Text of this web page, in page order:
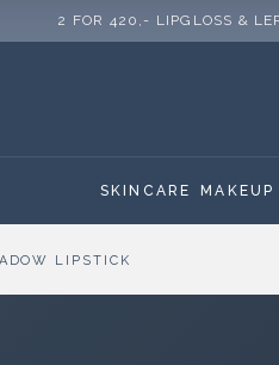
2 FOR 420,- LIPGLOSS &
SKINCARE MAKEUP
LIPSTICK